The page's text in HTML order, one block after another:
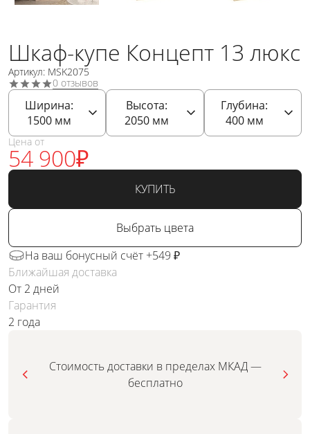
Шкаф-купе Концепт 13 люкс
Артикул: MSK2075
0 отзывов
Ширина:
1500мм
Высота:
2050мм
Глубина:
400мм
Цена от
54 900₽
КУПИТЬ
Выбрать цвета
На ваш бонусный счёт +549 ₽
Ближайшая доставка
От 2 дней
Гарантия
2 года
Стоимость доставки в пределах МКАД —
бесплатно